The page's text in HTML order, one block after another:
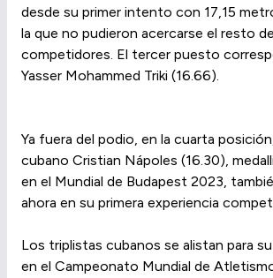
desde su primer intento con 17,15
la que no pudieron acercarse el resto
competidores. El tercer puesto
Yasser Mohammed Triki (16.66).
Ya fuera del podio, en la cuarta
cubano Cristian Nápoles (16.30),
en el Mundial de Budapest 2023,
ahora en su primera experiencia
Los triplistas cubanos se alistan para
en el Campeonato Mundial de